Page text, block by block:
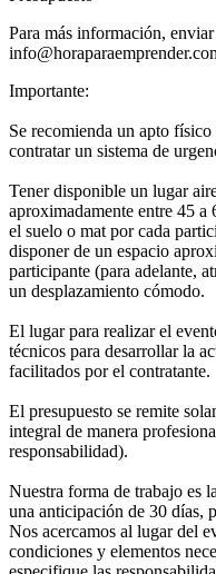
Para más información,
Importante:
Se recomienda un apto
contratar un sistema de
Tener disponible un lugar
aproximadamente entre 45 a
el suelo o mat por cada
disponer de un espacio
participante (para adelante,
un desplazamiento cómodo.
El lugar para realizar el
técnicos para desarrollar la
facilitados por el contratante.
El presupuesto se remite
integral de manera
responsabilidad).
Nuestra forma de trabajo es
una anticipación de 30 días,
Nos acercamos al lugar del
condiciones y elementos